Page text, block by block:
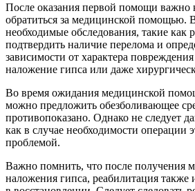
После оказания первой помощи важно
обратиться за медицинской помощью.
необходимые обследования, такие как
подтвердить наличие перелома и
зависимости от характера
наложение гипса или даже
Во время ожидания медицинской
можно предложить обезболивающее
противопоказано. Однако не следует
как в случае необходимости операции
проблемой.
Важно помнить, что после получения
наложения гипса, реабилитация также